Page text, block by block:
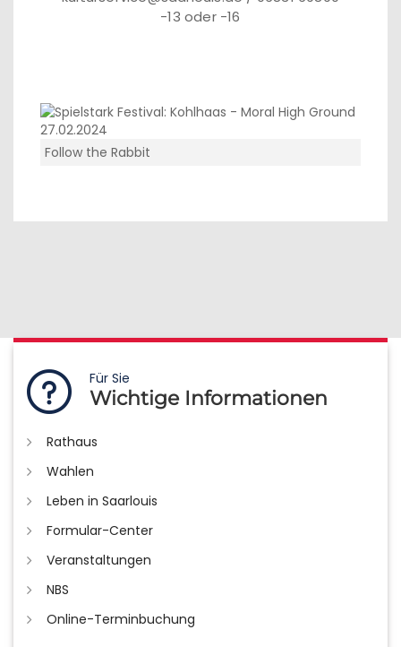
-13 oder -16
Follow the Rabbit
Für Sie
Wichtige Informationen
Rathaus
Wahlen
Leben in Saarlouis
Formular-Center
Veranstaltungen
NBS
Online-Terminbuchung